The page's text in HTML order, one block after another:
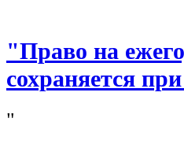
"Право на
сохраняется
"